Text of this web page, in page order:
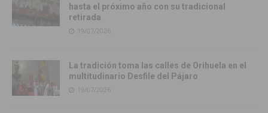
hasta el próximo año con su tradicional
retirada
19/07/2026
La tradición toma las calles de Orihuela en el
multitudinario Desfile del Pájaro
19/07/2026